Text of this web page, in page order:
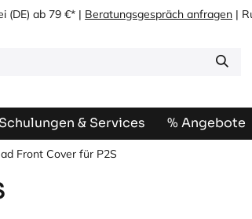
(DE) ab 79 €* | Beratungsgespräch anfragen |
Schulungen & Services % Angebote
Front Cover für P2S